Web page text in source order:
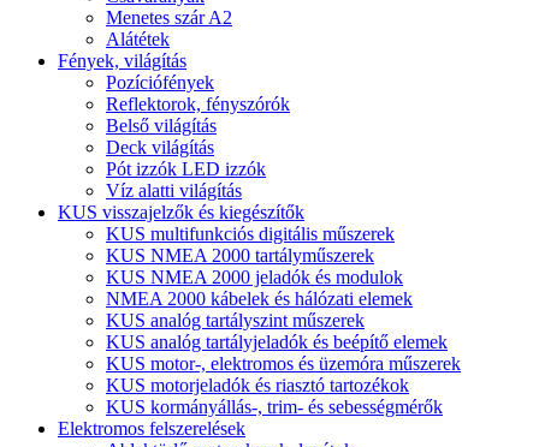
Menetes szár A2
Alátétek
Fények, világítás
Pozíciófények
Reflektorok, fényszórók
Belső világítás
Deck világítás
Pót izzók LED izzók
Víz alatti világítás
KUS visszajelzők és kiegészítők
KUS multifunkciós digitális műszerek
KUS NMEA 2000 tartályműszerek
KUS NMEA 2000 jeladók és modulok
NMEA 2000 kábelek és hálózati elemek
KUS analóg tartályszint műszerek
KUS analóg tartályjeladók és beépítő elemek
KUS motor-, elektromos és üzemóra műszerek
KUS motorjeladók és riasztó tartozékok
KUS kormányállás-, trim- és sebességmérők
Elektromos felszerelések